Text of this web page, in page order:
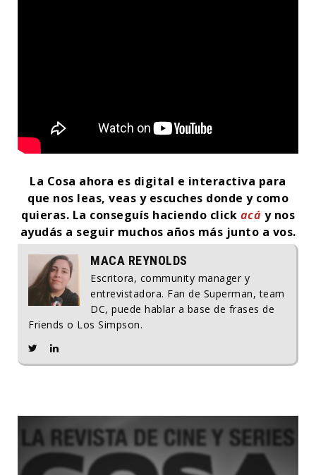
La Cosa ahora es digital e interactiva para
que nos leas, veas y escuches donde y como
quieras. La conseguís haciendo click acá y nos
ayudás a seguir muchos años más junto a vos.
MACA REYNOLDS
Escritora, community manager y
entrevistadora. Fan de Superman, team
DC, puede hablar a base de frases de
Friends o Los Simpson.